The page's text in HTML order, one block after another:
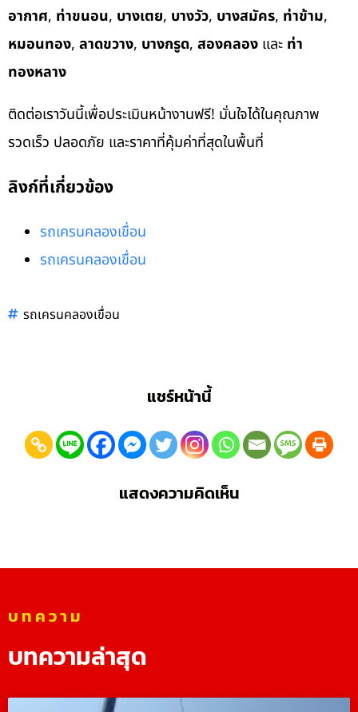
อากาศ, ท่าขนอน, บางเตย, บางวัว, บางสมัคร, ท่าข้าม,
หมอนทอง, ลาดขวาง, บางกรูด, สองคลอง และ ท่า
ทองหลาง
ติดต่อเราวันนี้เพื่อประเมินหน้างานฟรี! มั่นใจได้ในคุณภาพ
รวดเร็ว ปลอดภัย และราคาที่คุ้มค่าที่สุดในพื้นที่
ลิงก์ที่เกี่ยวข้อง
รถเครนคลองเขื่อน
รถเครนคลองเขื่อน
รถเครนคลองเขื่อน
แชร์หน้านี้
แสดงความคิดเห็น
บทความ
บทความล่าสุด